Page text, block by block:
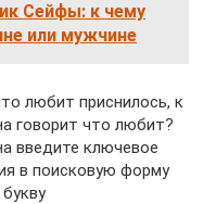
Сейфы: к чему
или мужчине
любит приснилось, к
говорит что любит?
введите ключевое
в поисковую форму